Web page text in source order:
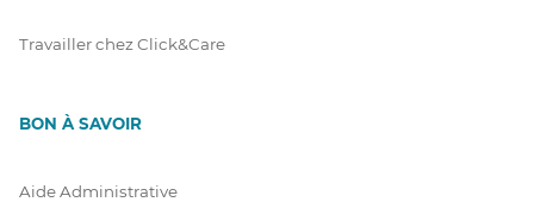
Travailler chez Click&Care
BON À SAVOIR
Aide Administrative